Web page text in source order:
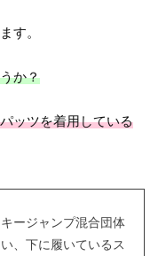
す。
か？
ッツを着用している
ージャンプ混合団体
、下に履いているス